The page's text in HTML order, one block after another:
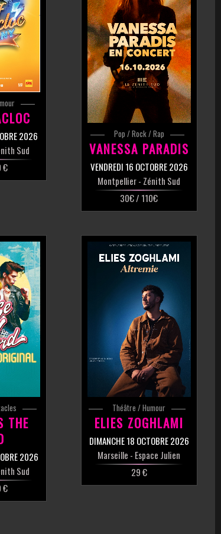
2026
Sud
€
Pop / Rock / Rap
VANESSA PARADIS
VENDREDI 16 OCTOBRE 2026
Montpellier- Zénith Sud
30€ / 110€
THE
2026
Sud
€
Théâtre / Humour
ELIES ZOGHLAMI
DIMANCHE 18 OCTOBRE 2026
Marseille - Espace Julien
29 €